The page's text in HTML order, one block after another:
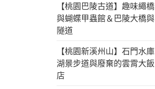
【桃園巴陵古道】趣味繩橋
與蝴蝶甲蟲館＆巴陵大橋與
隧道
【桃園新溪州山】石門水庫
湖景步道與廢棄的雲霄大飯
店